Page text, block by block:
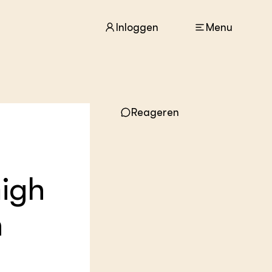
Inloggen Menu
ACTUEEL
ZIE OOK
Reageren